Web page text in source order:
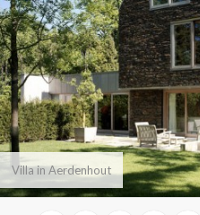
Villa in Aerdenhout